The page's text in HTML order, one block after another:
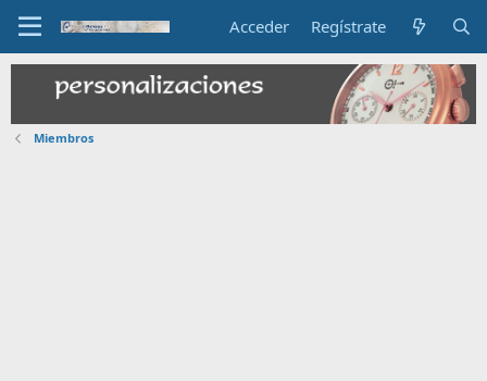
Acceder Regístrate
Miembros